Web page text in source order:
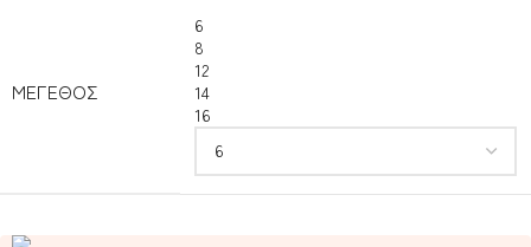
ΜΈΓΕΘΟΣ
6
8
12
14
16